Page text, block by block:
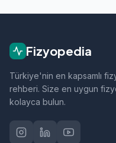
Fizyopedia
Türkiye'nin en kapsamlı
rehberi. Size en uygun
kolayca bulun.